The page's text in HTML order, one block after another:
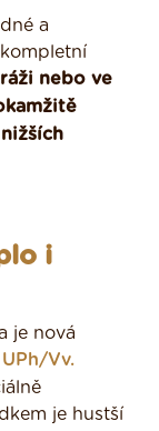
a
nebo ve
i
je nová
UPh/Vv.
je hustší